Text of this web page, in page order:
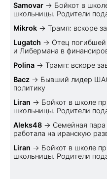
Samovar → Бойкот в
школьницы. Родители
Mikrok → Трамп: вскоре
Lugatch → Отец погибшей
и Либермана в
Polina → Трамп: вскоре
Bacz → Бывший лидер
политику
Liran → Бойкот в школе
школьницы. Родители
Aleks48 → Семейная
работала на иранскую
Liran → Бойкот в школе
школьницы. Родители